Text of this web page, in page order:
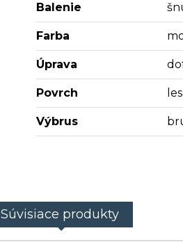
Balenie
Farba
Úprava
Povrch
Výbrus
Súvisiace produkty